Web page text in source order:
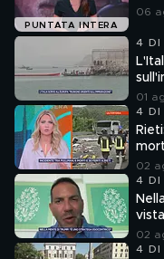
PUNTATA INTERA
06
4 DI
01
4 DI
02
4 DI
02
4 DI